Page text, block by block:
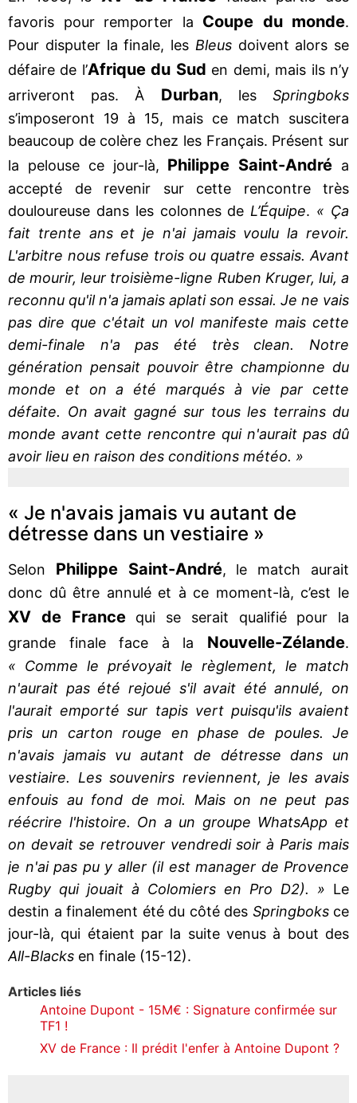
favoris pour remporter la Coupe du monde.
Pour disputer la finale, les Bleusdoivent alors se
défaire de l’Afrique du Sud en demi, mais ils n’y
arriveront pas. À Durban, lesSpringboks
s’imposeront 19 à 15, mais ce match suscitera
beaucoup de colère chez les Français. Présent sur
la pelouse ce jour-là, Philippe Saint-André a
accepté de revenir sur cette rencontre très
douloureuse dans les colonnes de L’Équipe. « Ça
fait trente ans et je n'ai jamais voulu la revoir.
L'arbitre nous refuse trois ou quatre essais. Avant
de mourir, leur troisième-ligne Ruben Kruger, lui, a
reconnu qu'il n'a jamais aplati son essai. Je ne vais
pas dire que c'était un vol manifeste mais cette
demi-finale n'a pas été très clean. Notre
génération pensait pouvoir être championne du
monde et on a été marqués à vie par cette
défaite. On avait gagné sur tous les terrains du
monde avant cette rencontre qui n'aurait pas dû
avoir lieu en raison des conditions météo. »
« Je n'avais jamais vu autant de
détresse dans un vestiaire »
Selon Philippe Saint-André, le match aurait
donc dû être annulé et à ce moment-là, c’est le
XV de France
qui se serait qualifié pour la
grande finale face à la Nouvelle-Zélande.
« Comme le prévoyait le règlement, le match
n'aurait pas été rejoué s'il avait été annulé, on
l'aurait emporté sur tapis vert puisqu'ils avaient
pris un carton rouge en phase de poules. Je
n'avais jamais vu autant de détresse dans un
vestiaire. Les souvenirs reviennent, je les avais
enfouis au fond de moi. Mais on ne peut pas
réécrire l'histoire. On a un groupe WhatsApp et
on devait se retrouver vendredi soir à Paris mais
je n'ai pas pu y aller (il est manager de Provence
Rugby qui jouait à Colomiers en Pro D2). » Le
destin a finalement été du côté des Springboksce
jour-là, qui étaient par la suite venus à bout des
All-Blacks en finale (15-12).
Articles liés
Antoine Dupont - 15M€ : Signature confirmée sur
TF1 !
XV de France : Il prédit l'enfer à Antoine Dupont ?